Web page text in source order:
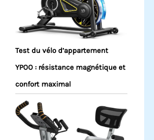
Test du vélo d’appartement
YPOO : résistance magnétique et
confort maximal